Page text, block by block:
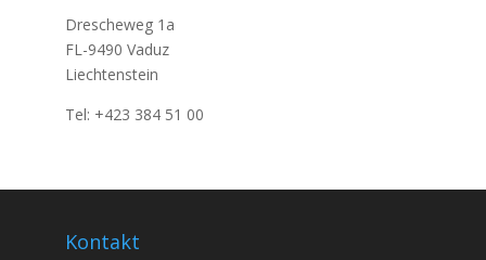
Drescheweg 1a
FL-9490 Vaduz
Liechtenstein
Tel: +423 384 51 00
Kontakt